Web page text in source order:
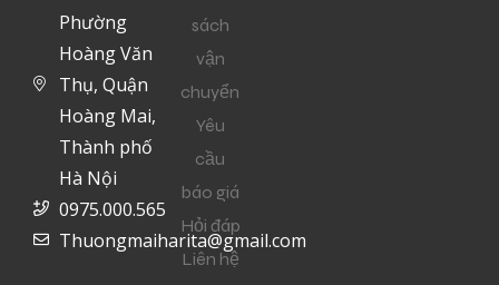
Phường
Hoàng Văn
Thụ, Quận
Hoàng Mai,
Thành phố
Hà Nội
0975.000.565
Thuongmaiharita@gmail.com
sách
vận
chuyển
Yêu
cầu
báo giá
Hỏi đáp
Liên hệ